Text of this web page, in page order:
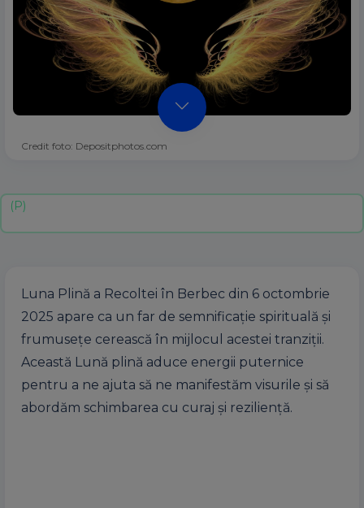
Credit foto: Depositphotos.com
Luna Plină a Recoltei în Berbec din 6 octombrie
2025 apare ca un far de semnificație spirituală și
frumusețe cerească în mijlocul acestei tranziții.
Această Lună plină aduce energii puternice
pentru a ne ajuta să ne manifestăm visurile și să
abordăm schimbarea cu curaj și reziliență.